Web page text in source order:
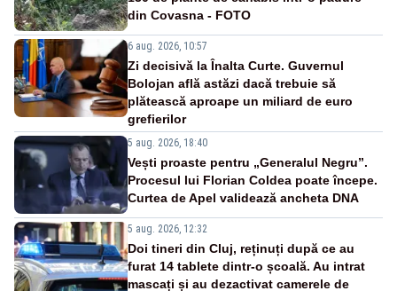
din Covasna - FOTO
6 aug. 2026, 10:57
Zi decisivă la Înalta Curte. Guvernul
Bolojan află astăzi dacă trebuie să
plătească aproape un miliard de euro
grefierilor
5 aug. 2026, 18:40
Vești proaste pentru „Generalul Negru”.
Procesul lui Florian Coldea poate începe.
Curtea de Apel validează ancheta DNA
5 aug. 2026, 12:32
Doi tineri din Cluj, reținuți după ce au
furat 14 tablete dintr-o școală. Au intrat
mascați și au dezactivat camerele de